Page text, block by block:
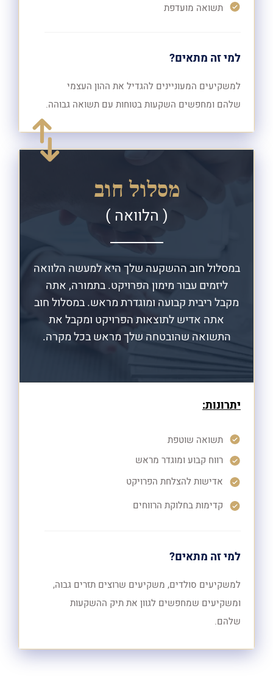
תשואה מועדפת
למי זה מתאים?
למשקיעים המעוניינים להגדיל את ההון העצמי
שלהם ומחפשים השקעות בטוחות עם תשואה גבוהה.
מסלול חוב
( הלוואה )
במסלול חוב ההשקעה שלך היא למעשה הלוואה
ליזמים עבור מימון הפרויקט. בתמורה, אתה
מקבל ריבית קבועה ומוגדרת מראש. במסלול חוב
אתה אדיש לתוצאות הפרויקט ומקבל את
התשואה שהובטחה שלך מראש בכל מקרה.
יתרונות:
תשואה שוטפת
רווח קבוע ומוגדר מראש
אדישות להצלחת הפרויקט
קדימות בחלוקת הרווחים
למי זה מתאים?
למשקיעים סולדים, משקיעים שרוצים תזרים גבוה,
ומשקיעים שמחפשים לגוון את תיק ההשקעות
שלהם.